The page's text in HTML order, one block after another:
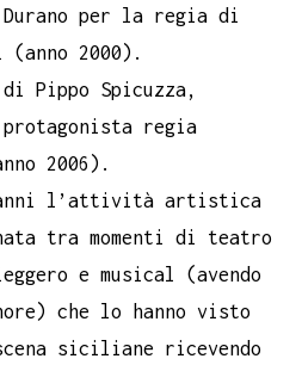
Durano per la regia di
2000).
Pippo Spicuzza,
protagonista regia
2006).
l’attività artistica
tra momenti di teatro
e musical (avendo
che lo hanno visto
siciliane ricevendo